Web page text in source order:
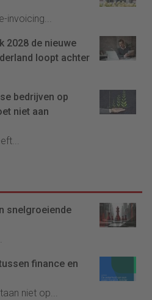
2028 de nieuwe
loopt achter
bedrijven op
niet aan
snelgroeiende
finance en
niet op...